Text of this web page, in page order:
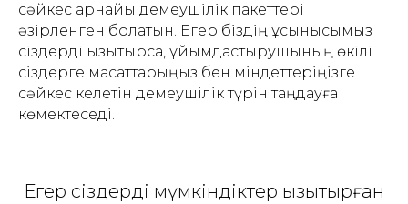
сәйкес арнайы демеушілік пакеттері
әзірленген болатын. Егер біздің ұсынысымыз
сіздерді қызықтырса, ұйымдастырушының өкілі
сіздерге мақсаттарыңыз бен міндеттеріңізге
сәйкес келетін демеушілік түрін таңдауға
көмектеседі.
Егер сіздерді мүмкіндіктер қызықтырған